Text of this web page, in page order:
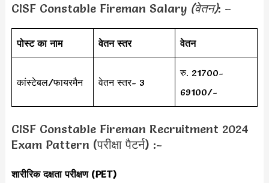
CISF Constable Fireman Salary (वेतन): –
पोस्ट का नाम वेतन स्तर वेतन
कांस्टेबल/फायरमैन वेतन स्तर- 3
रु. 21700-
69100/-
CISF Constable Fireman Recruitment 2024
Exam Pattern (परीक्षा पैटर्न) :-
शारीरिक दक्षता परीक्षण (PET)